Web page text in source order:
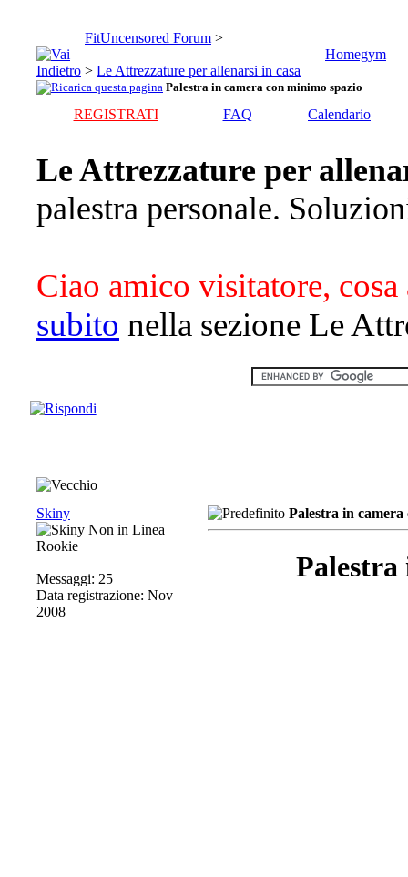
FitUncensored Forum >
Homegym
> Le Attrezzature per allenarsi in casa
Palestra in camera con minimo spazio
REGISTRATI FAQ Calendario
Le Attrezzature per
palestra personale.
Ciao amico visitatore, cosa
subito nella sezione Le
Skiny
Rookie
Messaggi: 25
Data registrazione: Nov
2008
Palestra in
Palestra